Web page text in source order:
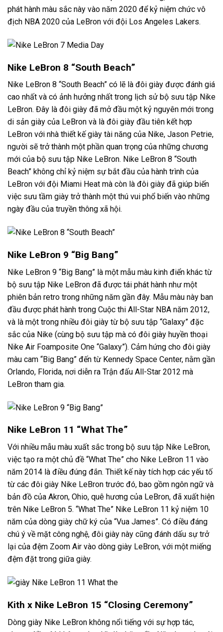
phát hành màu sắc này vào năm 2020 để kỷ niệm chức vô
địch NBA 2020 của LeBron với đội Los Angeles Lakers.
Nike LeBron 8 “South Beach”
Nike LeBron 8 “South Beach” có lẽ là đôi giày được đánh giá
cao nhất và có ảnh hưởng nhất trong lịch sử bộ sưu tập Nike
LeBron. Đây là đôi giày đã mở đầu một kỷ nguyên mới trong
di sản giày của LeBron và là đôi giày đầu tiên kết hợp
LeBron với nhà thiết kế giày tài năng của Nike, Jason Petrie,
người sẽ trở thành một phần quan trọng của những chương
mới của bộ sưu tập Nike LeBron. Nike LeBron 8 “South
Beach” không chỉ kỷ niệm sự bắt đầu của hành trình của
LeBron với đội Miami Heat mà còn là đôi giày đã giúp biến
việc sưu tầm giày trở thành một thú vui phổ biến vào những
ngày đầu của truyền thông xã hội.
Nike LeBron 9 “Big Bang”
Nike LeBron 9 “Big Bang” là một mẫu màu kinh điển khác từ
bộ sưu tập Nike LeBron đã được tái phát hành như một
phiên bản retro trong những năm gần đây. Mẫu màu này ban
đầu được phát hành trong Cuộc thi All-Star NBA năm 2012,
và là một trong nhiều đôi giày từ bộ sưu tập “Galaxy” đặc
sắc của Nike (cùng bộ sưu tập mà có đôi giày huyền thoại
Nike Air Foamposite One “Galaxy”). Cảm hứng cho đôi giày
màu cam “Big Bang” đến từ Kennedy Space Center, nằm gần
Orlando, Florida, nơi diễn ra Trận đấu All-Star 2012 mà
LeBron tham gia.
Nike LeBron 11 “What The”
Với nhiều mẫu màu xuất sắc trong bộ sưu tập Nike LeBron,
việc tạo ra một chủ đề “What The” cho Nike LeBron 11 vào
năm 2014 là điều đúng đắn. Thiết kế này tích hợp các yếu tố
từ các đôi giày Nike LeBron trước đó, bao gồm ngôn ngữ và
bản đồ của Akron, Ohio, quê hương của LeBron, đã xuất hiện
trên Nike LeBron 5. “What The” Nike LeBron 11 kỷ niệm 10
năm của dòng giày chữ ký của “Vua James”. Có điều đáng
chú ý về mặt công nghệ, đôi giày này cũng đánh dấu sự trở
lại của đệm Zoom Air vào dòng giày LeBron, với một miếng
đệm đặt trong giữa giày.
Kith x Nike LeBron 15 “Closing Ceremony”
Dòng giày Nike LeBron không nổi tiếng với sự hợp tác,